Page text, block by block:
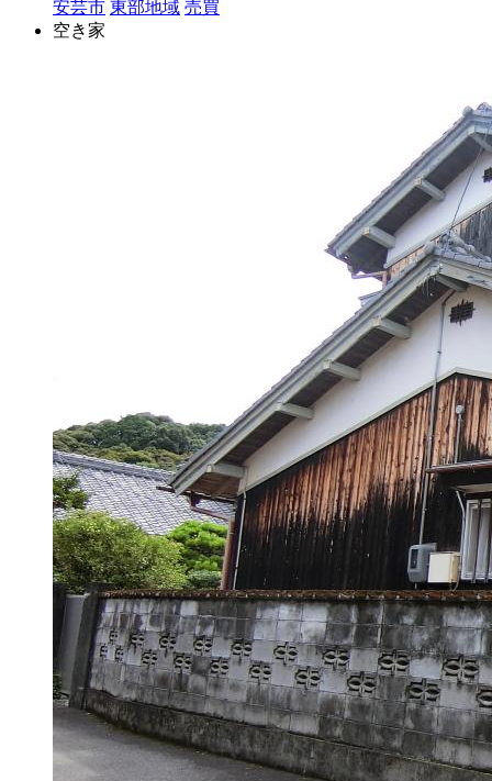
安芸市 東部地域 売買
空き家